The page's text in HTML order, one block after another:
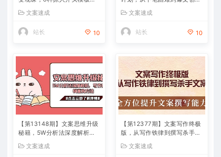
个故事框架，3个卖点写作手
法
文案速成
站长 10
作，系统掌握变现方法论
文案速成
站长 10
【第13148期】文案思维升级
秘籍，5W分析法深度解析，
文案速成
【第12377期】文案写作终极
版，从写作铁律到撰写杀手文
文案速成